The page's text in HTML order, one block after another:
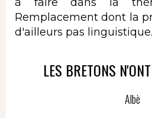
Remplacement dont la
d'ailleurs pas linguistique.
LES BRETONS
Albè